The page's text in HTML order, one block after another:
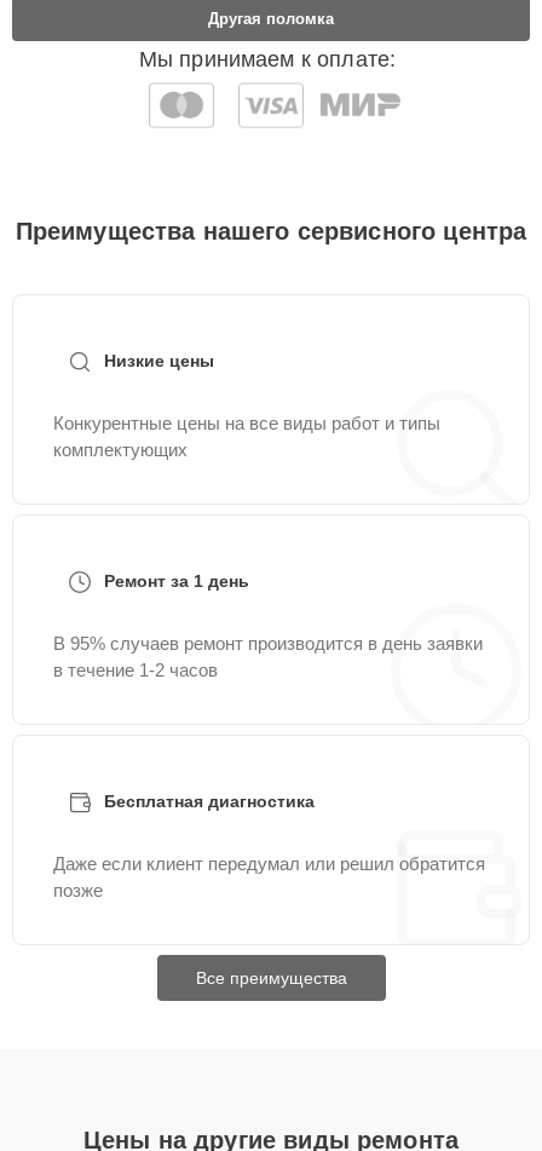
Мы принимаем к оплате:
Другая поломка
Преимущества нашего сервисного центра
Низкие цены
Конкурентные цены на все виды работ и типы
комплектующих
Ремонт за 1 день
В 95% случаев ремонт производится в день заявки
в течение 1-2 часов
Бесплатная диагностика
Даже если клиент передумал или решил обратится
позже
Все преимущества
Цены на другие виды ремонта